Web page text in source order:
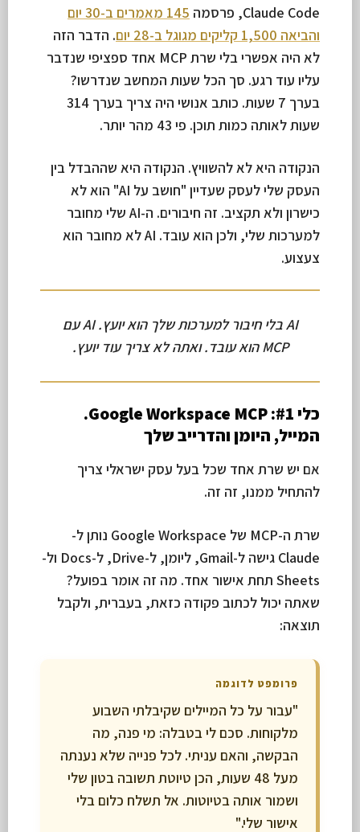
Claude Code, פרסמה
145 מאמרים ב-30 יום
והביאה 1,500 קליקים מגוגל ב-28 יום
. הדבר הזה
לא היה אפשרי בלי שרת MCP אחד ספציפי שנדבר
עליו עוד רגע. סך הכל שעות המחשב שנדרשו?
בערך 7 שעות. כותב אנושי היה צריך בערך 314
שעות לאותה כמות תוכן. פי 43 מהר יותר.
הנקודה היא לא להשוויץ. הנקודה היא שההבדל בין
העסק שלי לעסק שעדיין "חושב על AI" הוא לא
כישרון ולא תקציב. זה חיבורים. ה-AI שלי מחובר
למערכות שלי, ולכן הוא עובד. AI לא מחובר הוא
צעצוע.
AI בלי חיבור למערכות שלך הוא יועץ. AI עם
MCP הוא עובד. ואתה לא צריך עוד יועץ.
כלי #1: Google Workspace MCP.
המייל, היומן והדרייב שלך
אם יש שרת אחד שכל בעל עסק ישראלי צריך
להתחיל ממנו, זה זה.
שרת ה-MCP של Google Workspace נותן ל-
Claude גישה ל-Gmail, ליומן, ל-Drive, ל-Docs ול-
Sheets תחת אישור אחד. מה זה אומר בפועל?
שאתה יכול לכתוב פקודה כזאת, בעברית, ולקבל
תוצאה:
פרומפט לדוגמה
"עבור על כל המיילים שקיבלתי השבוע
מלקוחות. סכם לי בטבלה: מי פנה, מה
הבקשה, והאם עניתי. לכל פנייה שלא נענתה
מעל 48 שעות, הכן טיוטת תשובה בטון שלי
ושמור אותה בטיוטות. אל תשלח כלום בלי
אישור שלי."